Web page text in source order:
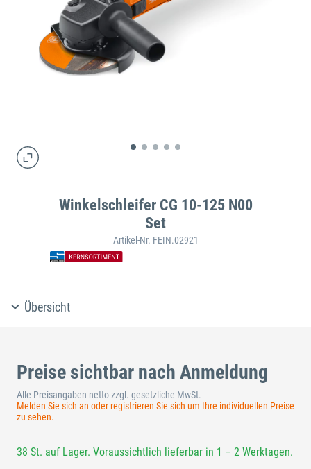
Winkelschleifer CG 10-125 N00
Set
Artikel-Nr. FEIN.02921
Übersicht
Preise sichtbar nach Anmeldung
Alle Preisangaben netto zzgl. gesetzliche MwSt.
Melden Sie sich an oder registrieren Sie sich um Ihre individuellen Preise
zu sehen.
38 St. auf Lager. Voraussichtlich lieferbar in 1 – 2 Werktagen.